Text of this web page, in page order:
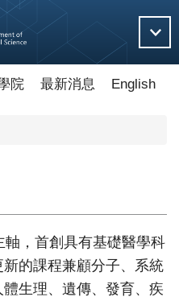
院 最新消息 English
，首創具有基礎醫學科
的課程兼顧分子、系統
生理、遺傳、發育、疾